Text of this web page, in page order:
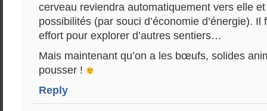
cerveau reviendra automatiquement vers elle
possibilités (par souci d’économie d’énergie).
effort pour explorer d’autres sentiers…
Mais maintenant qu’on a les bœufs, solides
pousser !
Reply